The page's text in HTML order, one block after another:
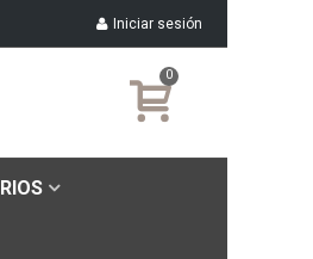
Iniciar sesión
0